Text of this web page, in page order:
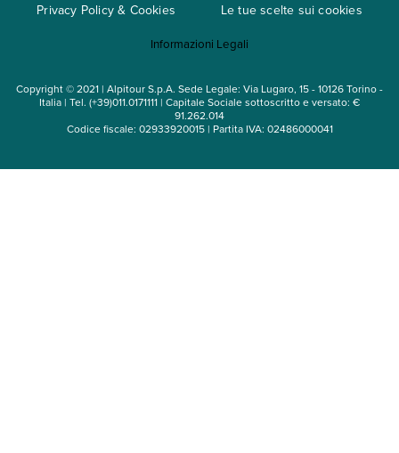
Mappa del sito
Privacy Policy & Cookies Le tue scelte sui cookies
Informazioni Legali
Copyright © 2021 | Alpitour S.p.A. Sede Legale: Via Lugaro, 15 - 10126 Torino -
Italia | Tel. (+39)011.0171111 | Capitale Sociale sottoscritto e versato: €
91.262.014
Codice fiscale: 02933920015 | Partita IVA: 02486000041